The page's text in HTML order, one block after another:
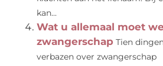
kan...
Wat u allemaal moet
zwangerschap Tien
verbazen over zwangerschap